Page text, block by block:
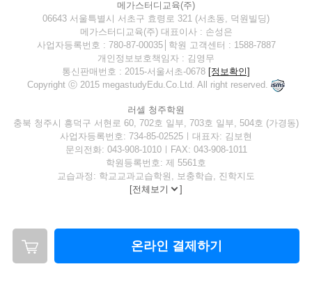
메가스터디교육(주)
06643 서울특별시 서초구 효령로 321 (서초동, 덕원빌딩)
메가스터디교육(주) 대표이사 : 손성은
사업자등록번호 : 780-87-00035│학원 고객센터 : 1588-7887
개인정보보호책임자 : 김영무
통신판매번호 : 2015-서울서초-0678 [정보확인]
Copyright ⓒ 2015 megastudyEdu.Co.Ltd. All right reserved.
러셀 청주학원
충북 청주시 흥덕구 서현로 60, 702호 일부, 703호 일부, 504호 (가경동)
사업자등록번호: 734-85-02525ㅣ대표자: 김보현
문의전화: 043-908-1010ㅣFAX: 043-908-1011
학원등록번호: 제 5561호
교습과정: 학교교과교습학원, 보충학습, 진학지도
[전체보기 ]
온라인 결제하기